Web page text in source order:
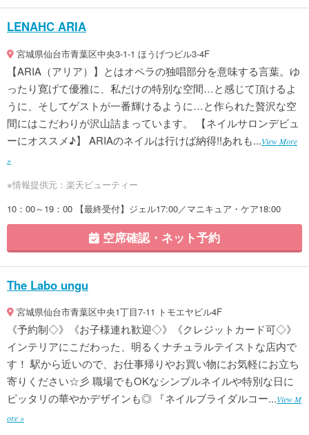
LENAHC ARIA
宮城県仙台市青葉区中央3-1-1 ほうげつビル3-4F
【ARIA（アリア）】とはオペラの独唱部分を意味する言葉。ゆ
ったり寛げて優雅に、私だけの特別な空間…と感じて頂けるよ
うに、そしてゲストが一番輝けるように…と作られた贅沢な空
間にはこだわりが沢山詰まっています。 【ネイルサロンデビュ
ーにオススメ♪】 ARIAのネイルは行けば納得!!あれも...View More
»
※情報提供元：楽天ビューティー
10：00～19：00 【最終受付】ジェル17:00／マニキュア・ケア18:00
空席確認・ネット予約
The Labo ungu
宮城県仙台市青葉区中央1丁目7-11 トモエヤビル4F
《予約制◇》《お子様連れ歓迎◇》《クレジットカード可◇》
インテリアにこだわった、明るくナチュラルテイストな店内で
す！ 駅から近いので、お仕事帰りやお買い物にお気軽にお立ち
寄りください☆彡 職場でもOKなシンプルネイルや特別な日に
ピッタリの華やかデザインも◎ 『ネイルブライダルコー...View M
ore »